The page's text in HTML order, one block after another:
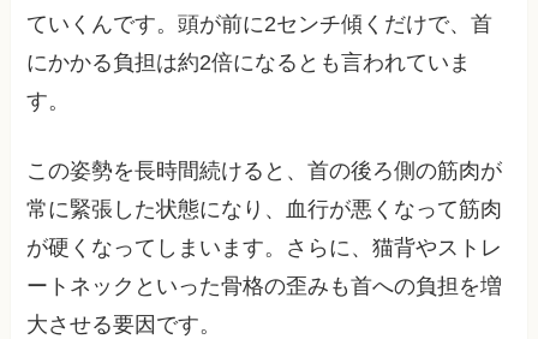
ていくんです。頭が前に2センチ傾くだけで、首
にかかる負担は約2倍になるとも言われていま
す。
この姿勢を長時間続けると、首の後ろ側の筋肉が
常に緊張した状態になり、血行が悪くなって筋肉
が硬くなってしまいます。さらに、猫背やストレ
ートネックといった骨格の歪みも首への負担を増
大させる要因です。